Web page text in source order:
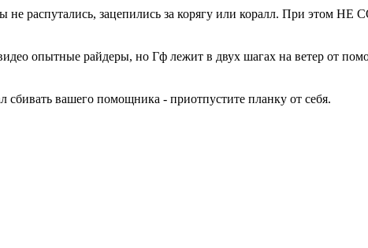
не распутались, зацепились за корягу или коралл. При этом
опытные райдеры, но Гф лежит в двух шагах на ветер от
сбивать вашего помощника - приотпустите планку от себя.